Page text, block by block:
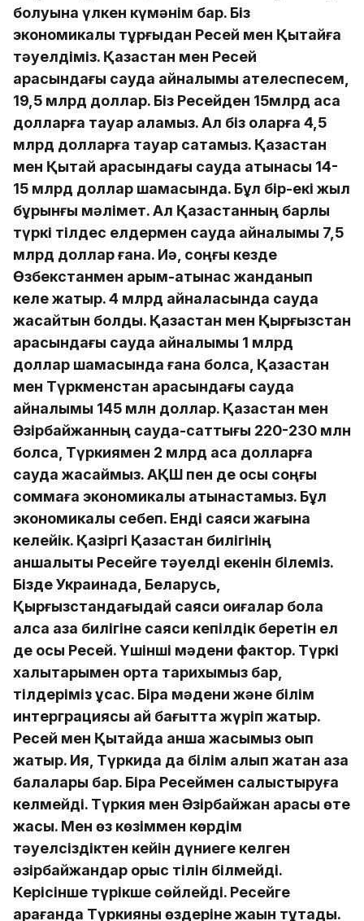
болуына үлкен күмәнім бар. Біз
экономикалық тұрғыдан Ресей мен Қытайға
тәуелдіміз. Қазақстан мен Ресей
арасындағы сауда айналымы қателеспесем,
19,5 млрд доллар. Біз Ресейден 15млрд аса
долларға тауар аламыз. Ал біз оларға 4,5
млрд долларға тауар сатамыз. Қазақстан
мен Қытай арасындағы сауда қатынасы 14-
15 млрд доллар шамасында. Бұл бір-екі жыл
бұрынғы мәлімет. Ал Қазақстанның барлы
түркі тілдес елдермен сауда айналымы 7,5
млрд доллар ғана. Иә, соңғы кезде
Өзбекстанмен қарым-қатынас жанданып
келе жатыр. 4 млрд айналасында сауда
жасайтын болдық. Қазақстан мен Қырғызстан
арасындағы сауда айналымы 1 млрд
доллар шамасында ғана болса, Қазақстан
мен Түркменстан арасындағы сауда
айналымы 145 млн доллар. Қазақстан мен
Әзірбайжанның сауда-саттығы 220-230 млн
болса, Түркиямен 2 млрд аса долларға
сауда жасаймыз. АҚШ пен де осы соңғы
соммаға экономикалық қатынастамыз. Бұл
экономикалық себеп. Енді саяси жағына
келейік. Қазіргі Қазақстан билігінің
қаншалықты Ресейге тәуелді екенін білеміз.
Бізде Украинада, Беларусь,
Қырғызстандағыдай саяси оқиғалар бола
қалса қазақ билігіне саяси кепілдік беретін ел
де осы Ресей. Үшінші мәдени фактор. Түркі
халықтарымен ортақ тарихымыз бар,
тілдеріміз ұқсас. Бірақ мәдени және білім
интерграциясы қай бағытта жүріп жатыр.
Ресей мен Қытайда қанша жасымыз оқып
жатыр. Ия, Түркида да білім алып жатқан қазақ
балалары бар. Бірақ Ресеймен салыстыруға
келмейді. Түркия мен Әзірбайжан арасы өте
жақсы. Мен өз көзіммен көрдім
тәуелсіздіктен кейін дүниеге келген
әзірбайжандар орыс тілін білмейді.
Керісінше түрікше сөйлейді. Ресейге
қарағанда Түркияны өздеріне жақын тұтады.